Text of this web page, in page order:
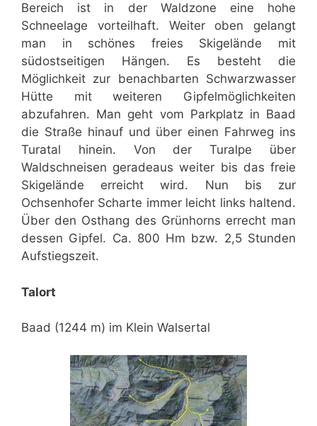
Bereich ist in der Waldzone eine hohe
Schneelage vorteilhaft. Weiter oben gelangt
man in schönes freies Skigelände mit
südostseitigen Hängen. Es besteht die
Möglichkeit zur benachbarten Schwarzwasser
Hütte mit weiteren Gipfelmöglichkeiten
abzufahren. Man geht vom Parkplatz in Baad
die Straße hinauf und über einen Fahrweg ins
Turatal hinein. Von der Turalpe über
Waldschneisen geradeaus weiter bis das freie
Skigelände erreicht wird. Nun bis zur
Ochsenhofer Scharte immer leicht links haltend.
Über den Osthang des Grünhorns errecht man
dessen Gipfel. Ca. 800 Hm bzw. 2,5 Stunden
Aufstiegszeit.
Talort
Baad (1244 m) im Klein Walsertal